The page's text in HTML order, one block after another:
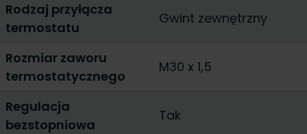
Rodzaj przyłącza
termostatu
Gwint zewnętrzny
Rozmiar zaworu
termostatycznego
M30 x 1,5
Regulacja
bezstopniowa
Tak